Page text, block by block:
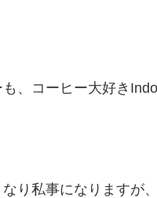
も、コーヒー大好きIndo
なり私事になりますが